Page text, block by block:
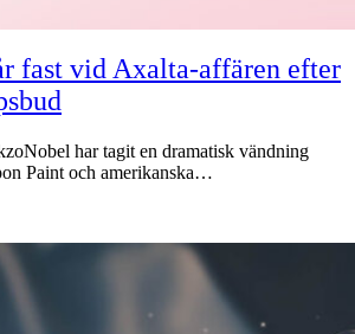
fast vid Axalta-affären efter
har tagit en dramatisk vändning
Paint och amerikanska…